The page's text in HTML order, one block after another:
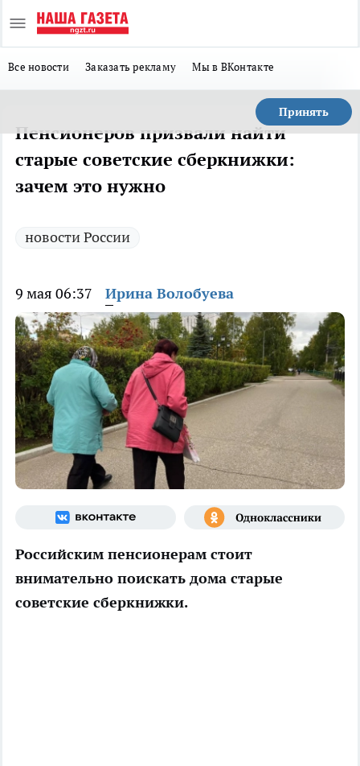
Все новости Заказать рекламу Мы в ВКонтакте
Принять
Пенсионеров призвали найти
старые советские сберкнижки:
зачем это нужно
новости России
9 мая 06:37 Ирина Волобуева
Российским пенсионерам стоит
внимательно поискать дома старые
советские сберкнижки.